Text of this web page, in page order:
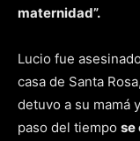
maternidad”.
Lucio fue
casa de Santa
detuvo a su mamá
paso del tiempo se